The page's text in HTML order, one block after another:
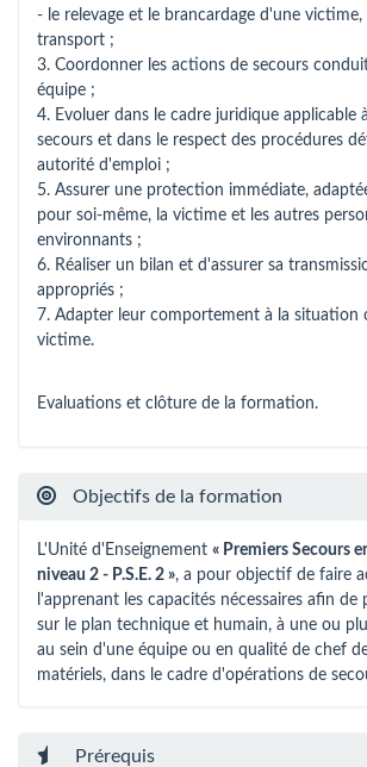
- le relevage et le brancardage d'une victime,
transport ;
3. Coordonner les actions de secours
équipe ;
4. Evoluer dans le cadre juridique applicable
secours et dans le respect des procédures
autorité d'emploi ;
5. Assurer une protection immédiate,
pour soi-même, la victime et les autres
environnants ;
6. Réaliser un bilan et d'assurer sa
appropriés ;
7. Adapter leur comportement à la situation
victime.
Evaluations et clôture de la formation.
Objectifs de la formation
L'Unité d'Enseignement « Premiers Secours
niveau 2 - P.S.E. 2 », a pour objectif de faire
l'apprenant les capacités nécessaires afin de
sur le plan technique et humain, à une ou
au sein d'une équipe ou en qualité de chef
matériels, dans le cadre d'opérations de
Prérequis